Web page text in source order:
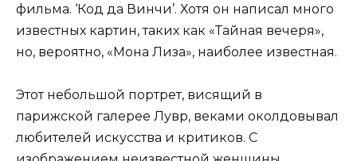
фильма. ‘Код да Винчи’. Хотя он написал много
известных картин, таких как «Тайная вечеря»,
но, вероятно, «Мона Лиза», наиболее известная.
Этот небольшой портрет, висящий в
парижской галерее Лувр, веками околдовывал
любителей искусства и критиков. С